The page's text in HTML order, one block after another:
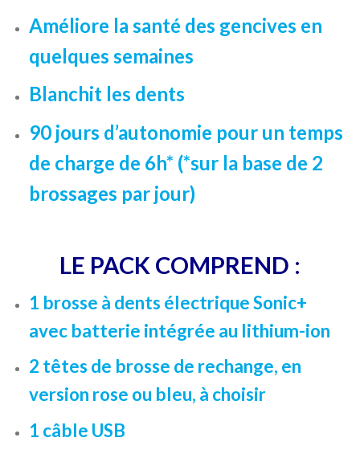
Améliore la santé des gencives en
quelques semaines
Blanchit les dents
90 jours d’autonomie pour un temps
de charge de 6h* (*sur la base de 2
brossages par jour)
LE PACK COMPREND :
1 brosse à dents électrique Sonic+
avec batterie intégrée au lithium-ion
2 têtes de brosse de rechange, en
version rose ou bleu, à choisir
1 câble USB